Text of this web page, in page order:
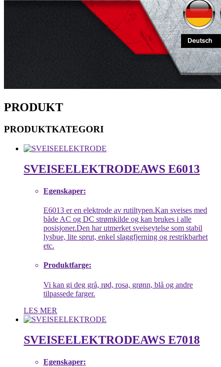
PRODUKT
PRODUKTKATEGORI
SVEISEELEKTRODEAWS E6013
Egenskaper:
E6013 er en elektrode av rutiltypen.Kan sveises med
både AC og DC strømkilde og kan brukes i alle
posisjoner.Den har utmerket sveiseytelse som stabil
lysbue, lite sprut, enkel slaggfjerning og restrikbarhet
etc.
Produktfarge:
Vi kan gi deg grå, rød, rosa, grønn, blå og andre
tilpassede farger.
LES MER
SVEISEELEKTRODEAWS E7018
Egenskaper: